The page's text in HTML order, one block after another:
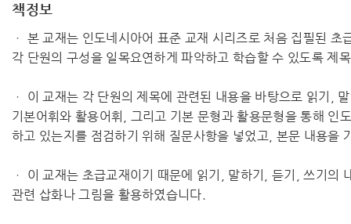
책정보
ㆍ 본 교재는 인도네시아어 표준 교재 시리즈로 처음 집필된
각 단원의 구성을 일목요연하게 파악하고 학습할 수 있도록 제
ㆍ 이 교재는 각 단원의 제목에 관련된 내용을 바탕으로 읽기,
기본어휘와 활용어휘, 그리고 기본 문형과 활용문형을 통해 인
하고 있는지를 점검하기 위해 질문사항을 넣었고, 본문 내용을
ㆍ 이 교재는 초급교재이기 때문에 읽기, 말하기, 듣기, 쓰기
관련 삽화나 그림을 활용하였습니다.